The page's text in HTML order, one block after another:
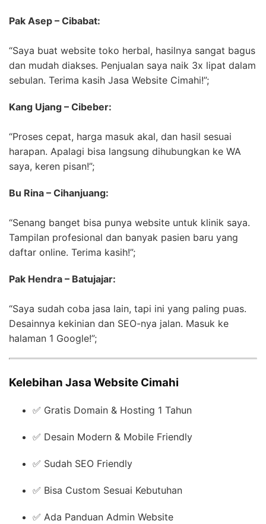
Pak Asep – Cibabat:
“Saya buat website toko herbal, hasilnya sangat bagus
dan mudah diakses. Penjualan saya naik 3x lipat dalam
sebulan. Terima kasih Jasa Website Cimahi!”;
Kang Ujang – Cibeber:
“Proses cepat, harga masuk akal, dan hasil sesuai
harapan. Apalagi bisa langsung dihubungkan ke WA
saya, keren pisan!”;
Bu Rina – Cihanjuang:
“Senang banget bisa punya website untuk klinik saya.
Tampilan profesional dan banyak pasien baru yang
daftar online. Terima kasih!”;
Pak Hendra – Batujajar:
“Saya sudah coba jasa lain, tapi ini yang paling puas.
Desainnya kekinian dan SEO-nya jalan. Masuk ke
halaman 1 Google!”;
Kelebihan Jasa Website Cimahi
✅ Gratis Domain & Hosting 1 Tahun
✅ Desain Modern & Mobile Friendly
✅ Sudah SEO Friendly
✅ Bisa Custom Sesuai Kebutuhan
✅ Ada Panduan Admin Website